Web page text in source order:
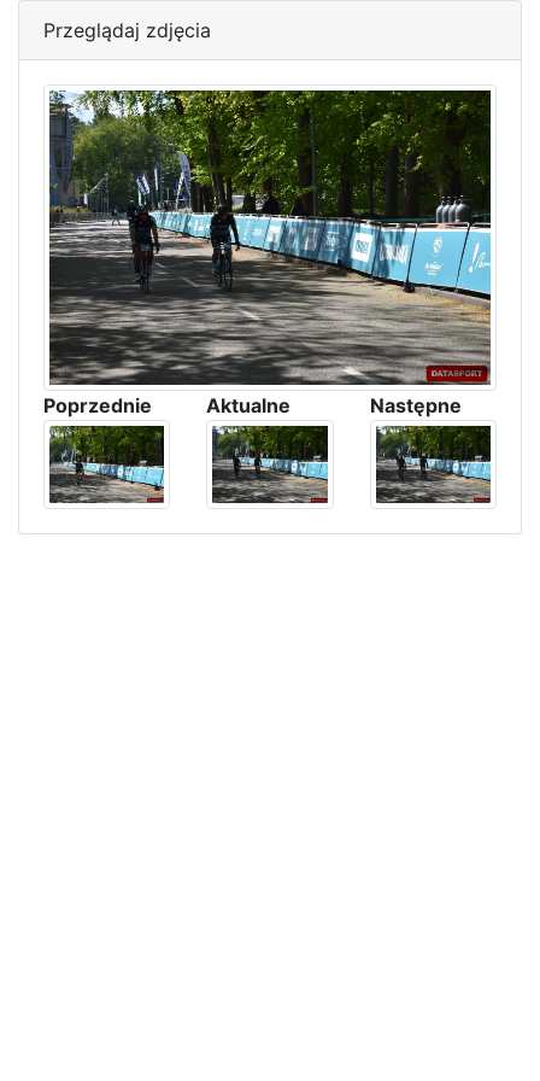
Przeglądaj zdjęcia
Poprzednie Aktualne Następne